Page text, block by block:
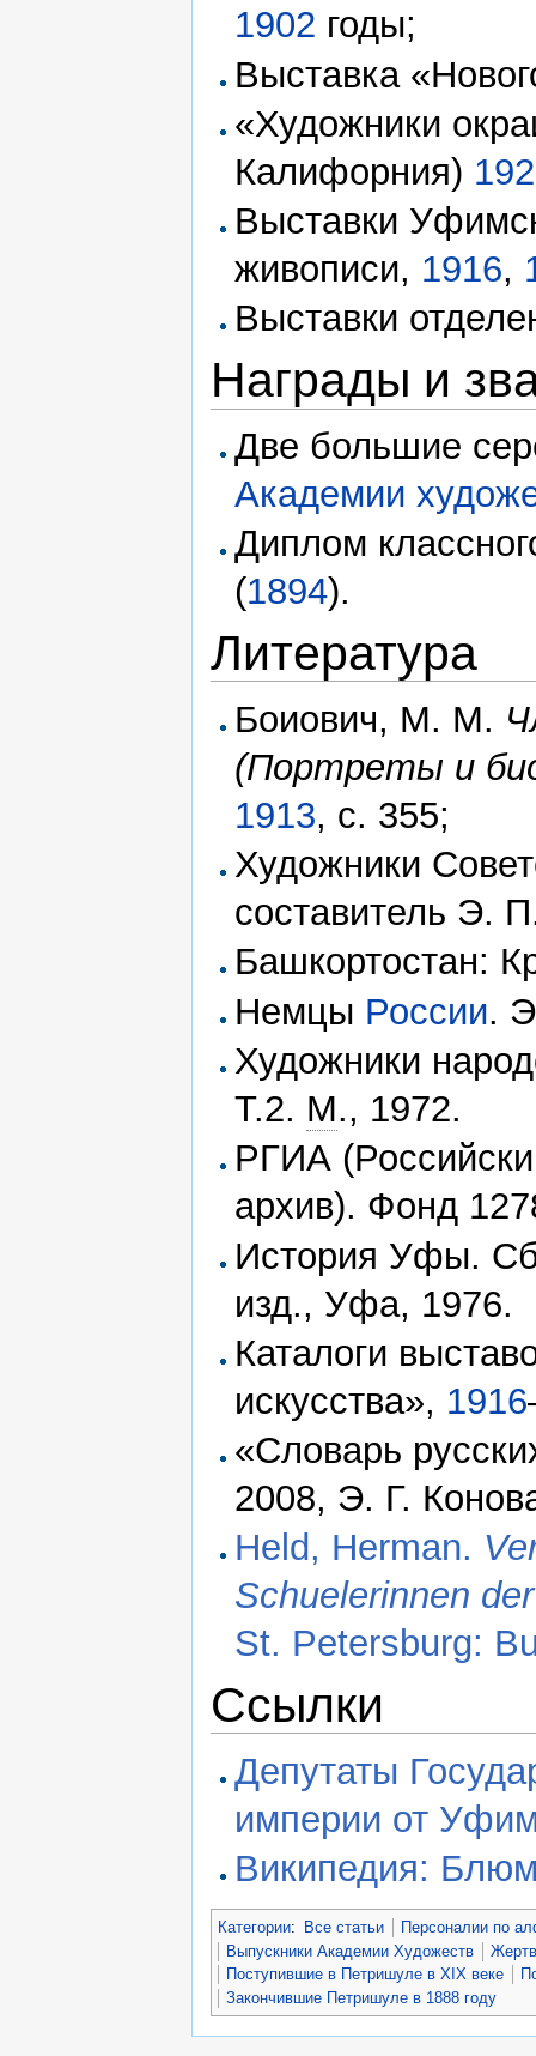
1902 годы;
Выставка
«Художники
Калифорния)
Выставки
живописи, 1916,
Выставки
Награды и
Две большие
Академии
Диплом
(1894).
Литература
Боиович, М. М.
(Портреты и
1913, с. 355;
Художники
составитель Э.
Башкортостан:
Немцы России.
Художники
Т.2. М., 1972.
РГИА
архив). Фонд
История Уфы.
изд., Уфа, 1976.
Каталоги
искусства», 1916
«Словарь
2008, Э. Г.
Held, Herman.
Schuelerinnen
St. Petersburg:
Ссылки
Депутаты
империи от
Википедия:
Категории: Все статьи
Персоналии по
Выпускники Академии Художеств
Поступившие в Петришуле в XIX веке
Закончившие Петришуле в 1888 году